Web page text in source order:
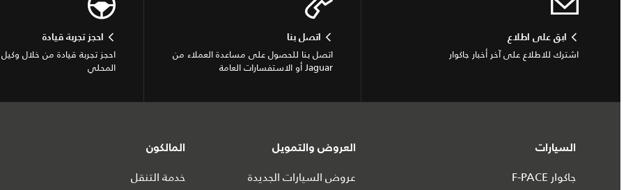
ابق على اطلاع
اشترك للاطلاع على آخر أخبار جاكوار
اتصل بنا
اتصل بنا للحصول على مساعدة العملاء من
Jaguar أو الاستفسارات العامة
احجز تجربة قيادة
احجز تجربة قيادة من خلال وكيل
المحلي
السيارات
جاكوار F-PACE
العروض والتمويل
عروض السيارات الجديدة
المالكون
خدمة التنقل